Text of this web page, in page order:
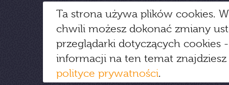
Ta strona używa plików cookies.
chwili możesz dokonać zmiany
przeglądarki dotyczących cookies
informacji na ten temat
polityce prywatności.